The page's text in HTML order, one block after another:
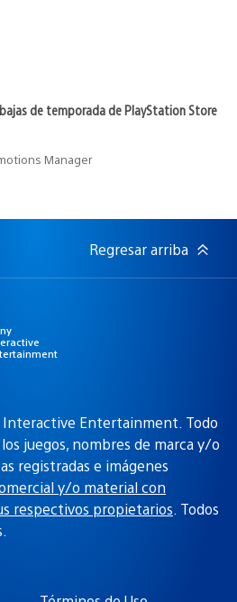
de temporada de PlayStation Store
Manager
Regresar arriba
Entertainment. Todo
juegos, nombres de marca y/o
registradas e imágenes
y/o material con
respectivos propietarios. Todos